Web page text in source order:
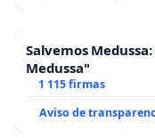
Salvemos
Medussa"
1 115 firmas
Aviso de